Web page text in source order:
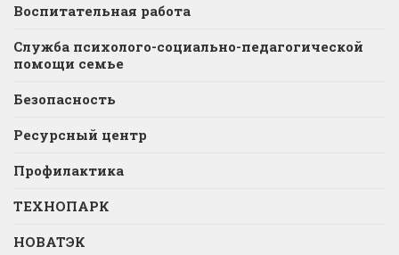
Воспитательная работа
Служба психолого-социально-педагогической
помощи семье
Безопасность
Ресурсный центр
Профилактика
ТЕХНОПАРК
НОВАТЭК